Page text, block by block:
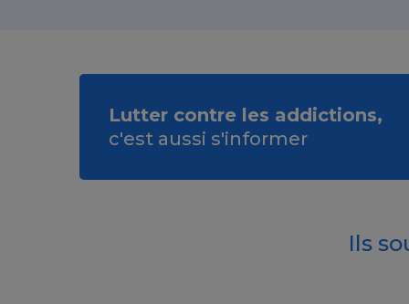
Lutter contre les addictions,
c'est aussi s'informer
Ils